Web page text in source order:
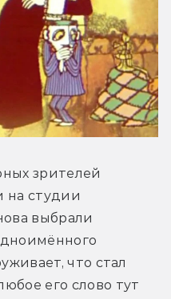
зрителей
на студии
выбрали
что стал
его слово тут